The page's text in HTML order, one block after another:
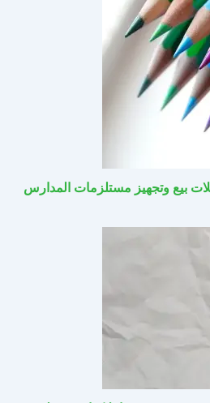
بيع وتجهيز مستلزمات المدارس